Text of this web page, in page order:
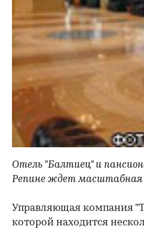
Отель "Балтиец" и
Репине ждет масштабная
Управляющая компания
которой находится